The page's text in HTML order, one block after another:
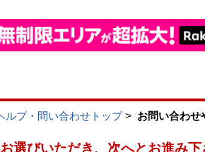
ルプ・問い合わせトップ> お問い合わせ
選びいただき、次へとお進み下